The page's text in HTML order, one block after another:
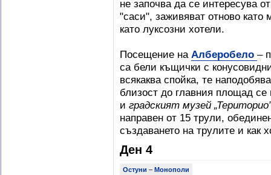
не започва да се интересува
"саси", заживяват отново като
като луксозни хотели.
Посещение на Алберобело –
са бели къщички с
всякаква спойка, те
близост до главния площад се
и градският музей
направен от 15 трули,
създаването на трулите и как
Ден 4
Остуни – Монополи